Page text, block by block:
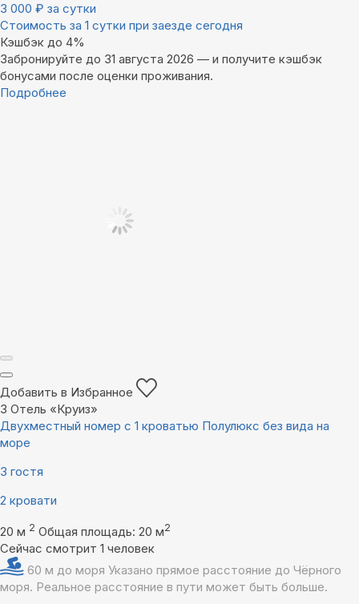
3 000 ₽ за сутки
Стоимость за 1 сутки при заезде сегодня
Кэшбэк до 4%
Забронируйте до 31 августа 2026 — и получите кэшбэк
бонусами после оценки проживания.
Подробнее
Добавить в Избранное
3 Отель «Круиз»
Двухместный номер с 1 кроватью Полулюкс без вида на
море
3 гостя
2 кровати
20 м 2 Общая площадь: 20 м2
Сейчас смотрит 1 человек
60 м до моря Указано прямое расстояние до Чёрного
моря. Реальное расстояние в пути может быть больше.